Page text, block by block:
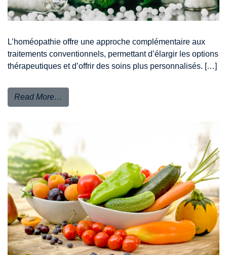
L’homéopathie offre une approche complémentaire aux
traitements conventionnels, permettant d’élargir les options
thérapeutiques et d’offrir des soins plus personnalisés. […]
Read More…